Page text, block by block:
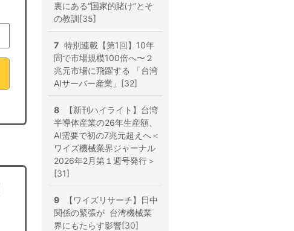
裏にある“国家的賭け”とそ
の教訓[35]
7 特別連載【第1回】10年
間で市場規模100倍へ〜２
兆元市場に飛躍する 「台湾
AIサーバー産業」[32]
8
【新刊ハイライト】台湾
半導体産業の26年生産額、
AI需要で初の7兆元超えへ＜
ワイズ機械業界ジャーナル
2026年2月第１週号発行＞
[31]
9
【ワイズリサーチ】日中
関係の緊張が 台湾機械業
界にもたらす影響[30]